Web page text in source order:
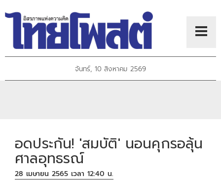
จันทร์, 10 สิงหาคม 2569
อดประกัน! 'สมบัติ' นอนคุกรอลุ้น
ศาลอุทธรณ์
28 เมษายน 2565 เวลา 12:40 น.